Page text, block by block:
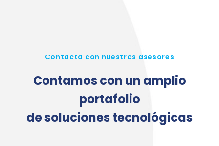
Contacta con nuestros asesores
Contamos con un amplio
portafolio
de soluciones tecnológicas